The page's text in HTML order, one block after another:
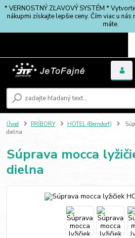
* VERNOSTNÝ ZĽAVOVÝ SYSTÉM *
nákupmi získajte lepšie ceny. Čím viac u
máte.
Úvod PRÍBORY HOTEL (Berndorf)
dielna
Súprava mocca
dielna